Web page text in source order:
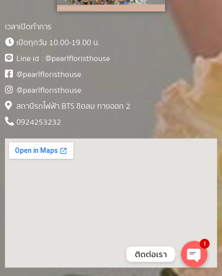
เวลาเปิดทำการ
เปิดทุกวัน 10.00-19.00 น.
Line id : @pearlfloristhouse
@pearlfloristhouse
@pearlfloristhouse
สถานีรถไฟฟ้า BTS ชิดลม ทางออก 2
0924253232
1
ติดต่อเรา